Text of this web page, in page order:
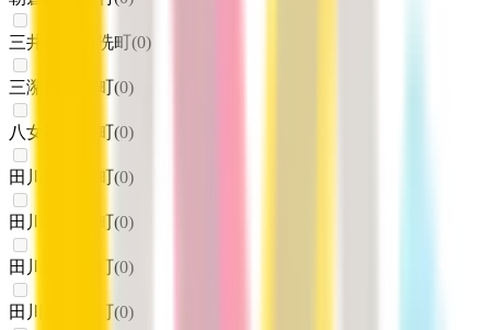
三井郡大刀洗町(0)
三潴郡大木町(0)
八女郡広川町(0)
田川郡香春町(0)
田川郡添田町(0)
田川郡糸田町(0)
田川郡川崎町(0)